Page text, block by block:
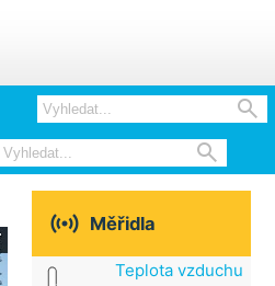


 Měřidla
Teplota vzduchu